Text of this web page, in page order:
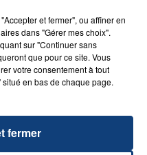
SE FAIRE
RESSORT DE LA...
la clinique qui a
et fermer", ou affiner en
dans "Gérer mes choix".
sur "Continuer sans
que pour ce site. Vous
votre consentement à tout
en bas de chaque page.
fermer